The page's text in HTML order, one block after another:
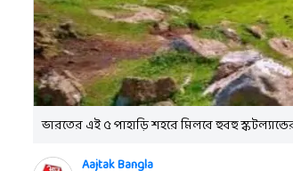
ভারতের এই ৫ পাহাড়ি শহরে মিলবে হুবহু
Aajtak Bangla